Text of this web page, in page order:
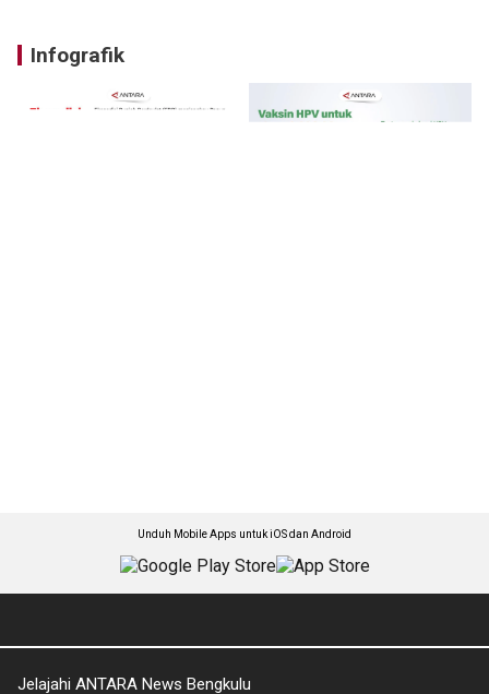
Infografik
Unduh Mobile Apps untuk iOS dan Android
Jelajahi ANTARA News Bengkulu